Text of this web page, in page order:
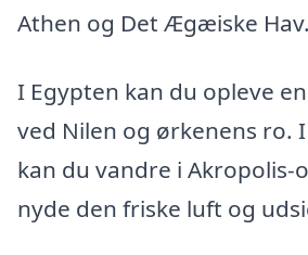
Athen og Det Ægæiske Hav.
I Egypten kan du opleve
ved Nilen og ørkenens ro.
kan du vandre i Akropolis-
nyde den friske luft og